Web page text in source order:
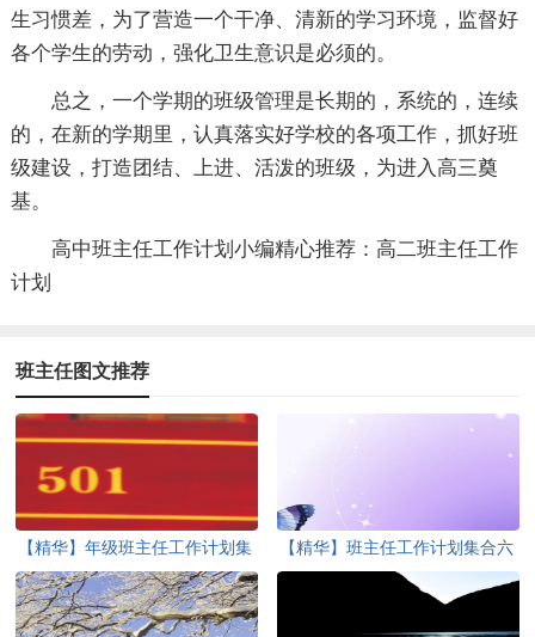
生习惯差，为了营造一个干净、清新的学习环境，监督好
各个学生的劳动，强化卫生意识是必须的。
总之，一个学期的班级管理是长期的，系统的，连续
的，在新的学期里，认真落实好学校的各项工作，抓好班
级建设，打造团结、上进、活泼的班级，为进入高三奠
基。
高中班主任工作计划小编精心推荐：高二班主任工作
计划
班主任图文推荐
【精华】年级班主任工作计划集
合5篇
【精华】班主任工作计划集合六
篇